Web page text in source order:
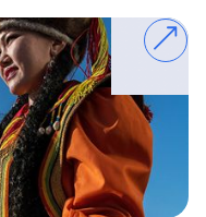
IV и до
были подчинены
Монголию и
платить им дань